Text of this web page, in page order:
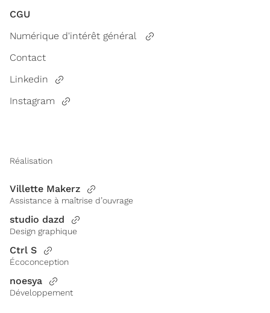
CGU
Numérique d'intérêt général
Contact
Linkedin
Instagram
Réalisation
Villette Makerz
Assistance à maîtrise d’ouvrage
studio dazd
Design graphique
Ctrl S
Écoconception
noesya
Développement